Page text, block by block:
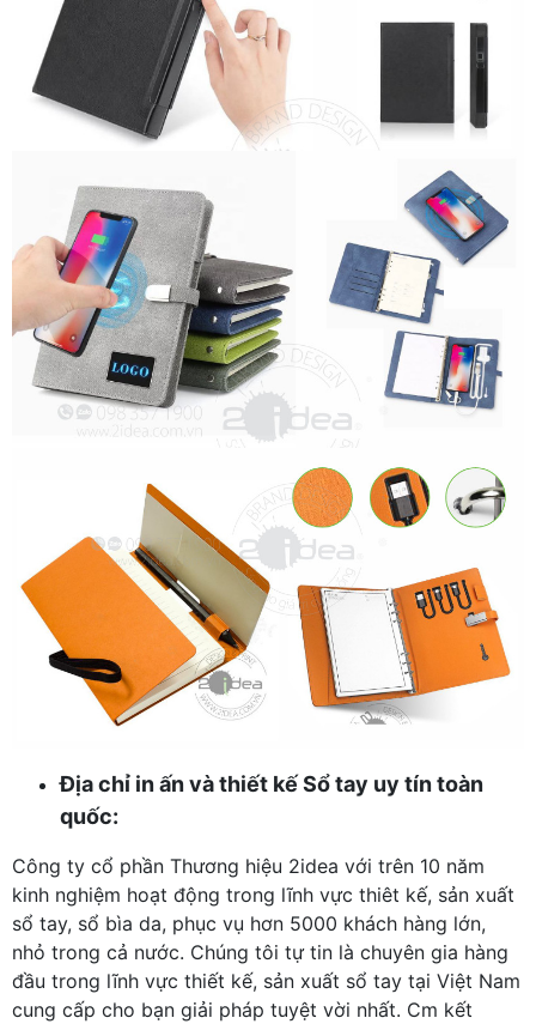
Địa chỉ in ấn và thiết kế Sổ tay uy tín toàn
quốc:
Công ty cổ phần Thương hiệu 2idea với trên 10 năm
kinh nghiệm hoạt động trong lĩnh vực thiêt kế, sản xuất
sổ tay, sổ bìa da, phục vụ hơn 5000 khách hàng lớn,
nhỏ trong cả nước. Chúng tôi tự tin là chuyên gia hàng
đầu trong lĩnh vực thiết kế, sản xuất sổ tay tại Việt Nam
cung cấp cho bạn giải pháp tuyệt vời nhất. Cm kết